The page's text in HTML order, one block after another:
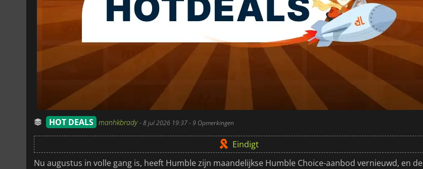
HOT DEALS manhkbrady-8 jul 2026 19:37- 9 Opmerkingen
Eindigt
Nu augustus in volle gang is, heeft Humble zijn maandelijkse Humble Choice-aanbod vernieuwd, en de